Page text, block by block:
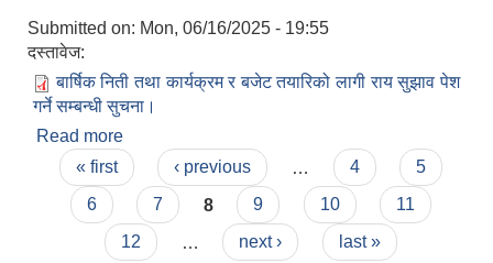
Submitted on: Mon, 06/16/2025 - 19:55
दस्तावेज:
बार्षिक निती तथा कार्यक्रम र बजेट तयारिको लागी राय सुझाव पेश
गर्ने सम्बन्धी सुचना।
Read more
राय सुझाव पेश गर्ने सम्बन्धी सुचना।
Pages
« first ‹ previous 4
5
6
7 8 9 10
11
12
next › last »